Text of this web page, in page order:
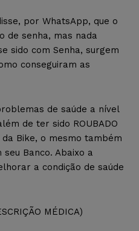
por WhatsApp, que o
de senha, mas nada
sido com Senha, surgem
conseguiram as
de saúde a nível
de ter sido ROUBADO
Bike, o mesmo também
Banco. Abaixo a
a condição de saúde
MÉDICA)